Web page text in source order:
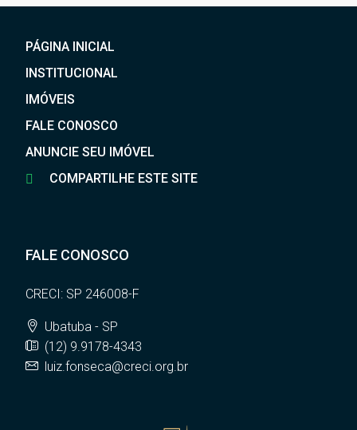
PÁGINA INICIAL
INSTITUCIONAL
IMÓVEIS
FALE CONOSCO
ANUNCIE SEU IMÓVEL
COMPARTILHE ESTE SITE
FALE CONOSCO
CRECI: SP 246008-F
Ubatuba - SP
(12) 9.9178-4343
luiz.fonseca@creci.org.br